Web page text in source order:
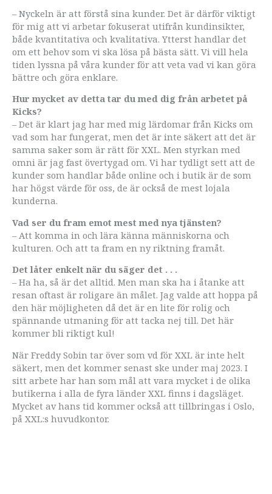
– Nyckeln är att förstå sina kunder. Det är därför viktigt
för mig att vi arbetar fokuserat utifrån kundinsikter,
både kvantitativa och kvalitativa. Ytterst handlar det
om ett behov som vi ska lösa på bästa sätt. Vi vill hela
tiden lyssna på våra kunder för att veta vad vi kan göra
bättre och göra enklare.
Hur mycket av detta tar du med dig från arbetet på
Kicks?
– Det är klart jag har med mig lärdomar från Kicks om
vad som har fungerat, men det är inte säkert att det är
samma saker som är rätt för XXL. Men styrkan med
omni är jag fast övertygad om. Vi har tydligt sett att de
kunder som handlar både online och i butik är de som
har högst värde för oss, de är också de mest lojala
kunderna.
Vad ser du fram emot mest med nya tjänsten?
– Att komma in och lära känna människorna och
kulturen. Och att ta fram en ny riktning framåt.
Det låter enkelt när du säger det . . .
– Ha ha, så är det alltid. Men man ska ha i åtanke att
resan oftast är roligare än målet. Jag valde att hoppa på
den här möjligheten då det är en lite för rolig och
spännande utmaning för att tacka nej till. Det här
kommer bli riktigt kul!
När Freddy Sobin tar över som vd för XXL är inte helt
säkert, men det kommer senast ske under maj 2023. I
sitt arbete har han som mål att vara mycket i de olika
butikerna i alla de fyra länder XXL finns i dagsläget.
Mycket av hans tid kommer också att tillbringas i Oslo,
på XXL:s huvudkontor.